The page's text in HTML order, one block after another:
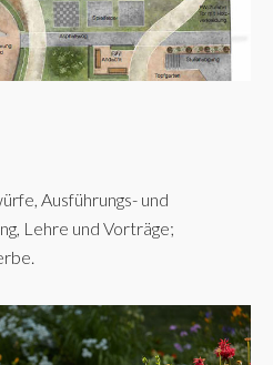
Ausführungs- und
Lehre und Vorträge;